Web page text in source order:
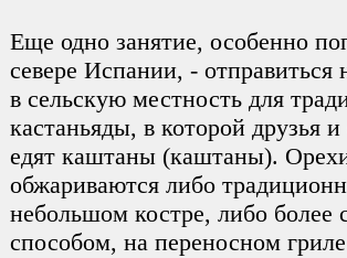
Еще одно занятие, особенно
севере Испании, - отправиться
в сельскую местность для
кастаньяды, в которой друзья
едят каштаны (каштаны).
обжариваются либо
небольшом костре, либо более
способом, на переносном